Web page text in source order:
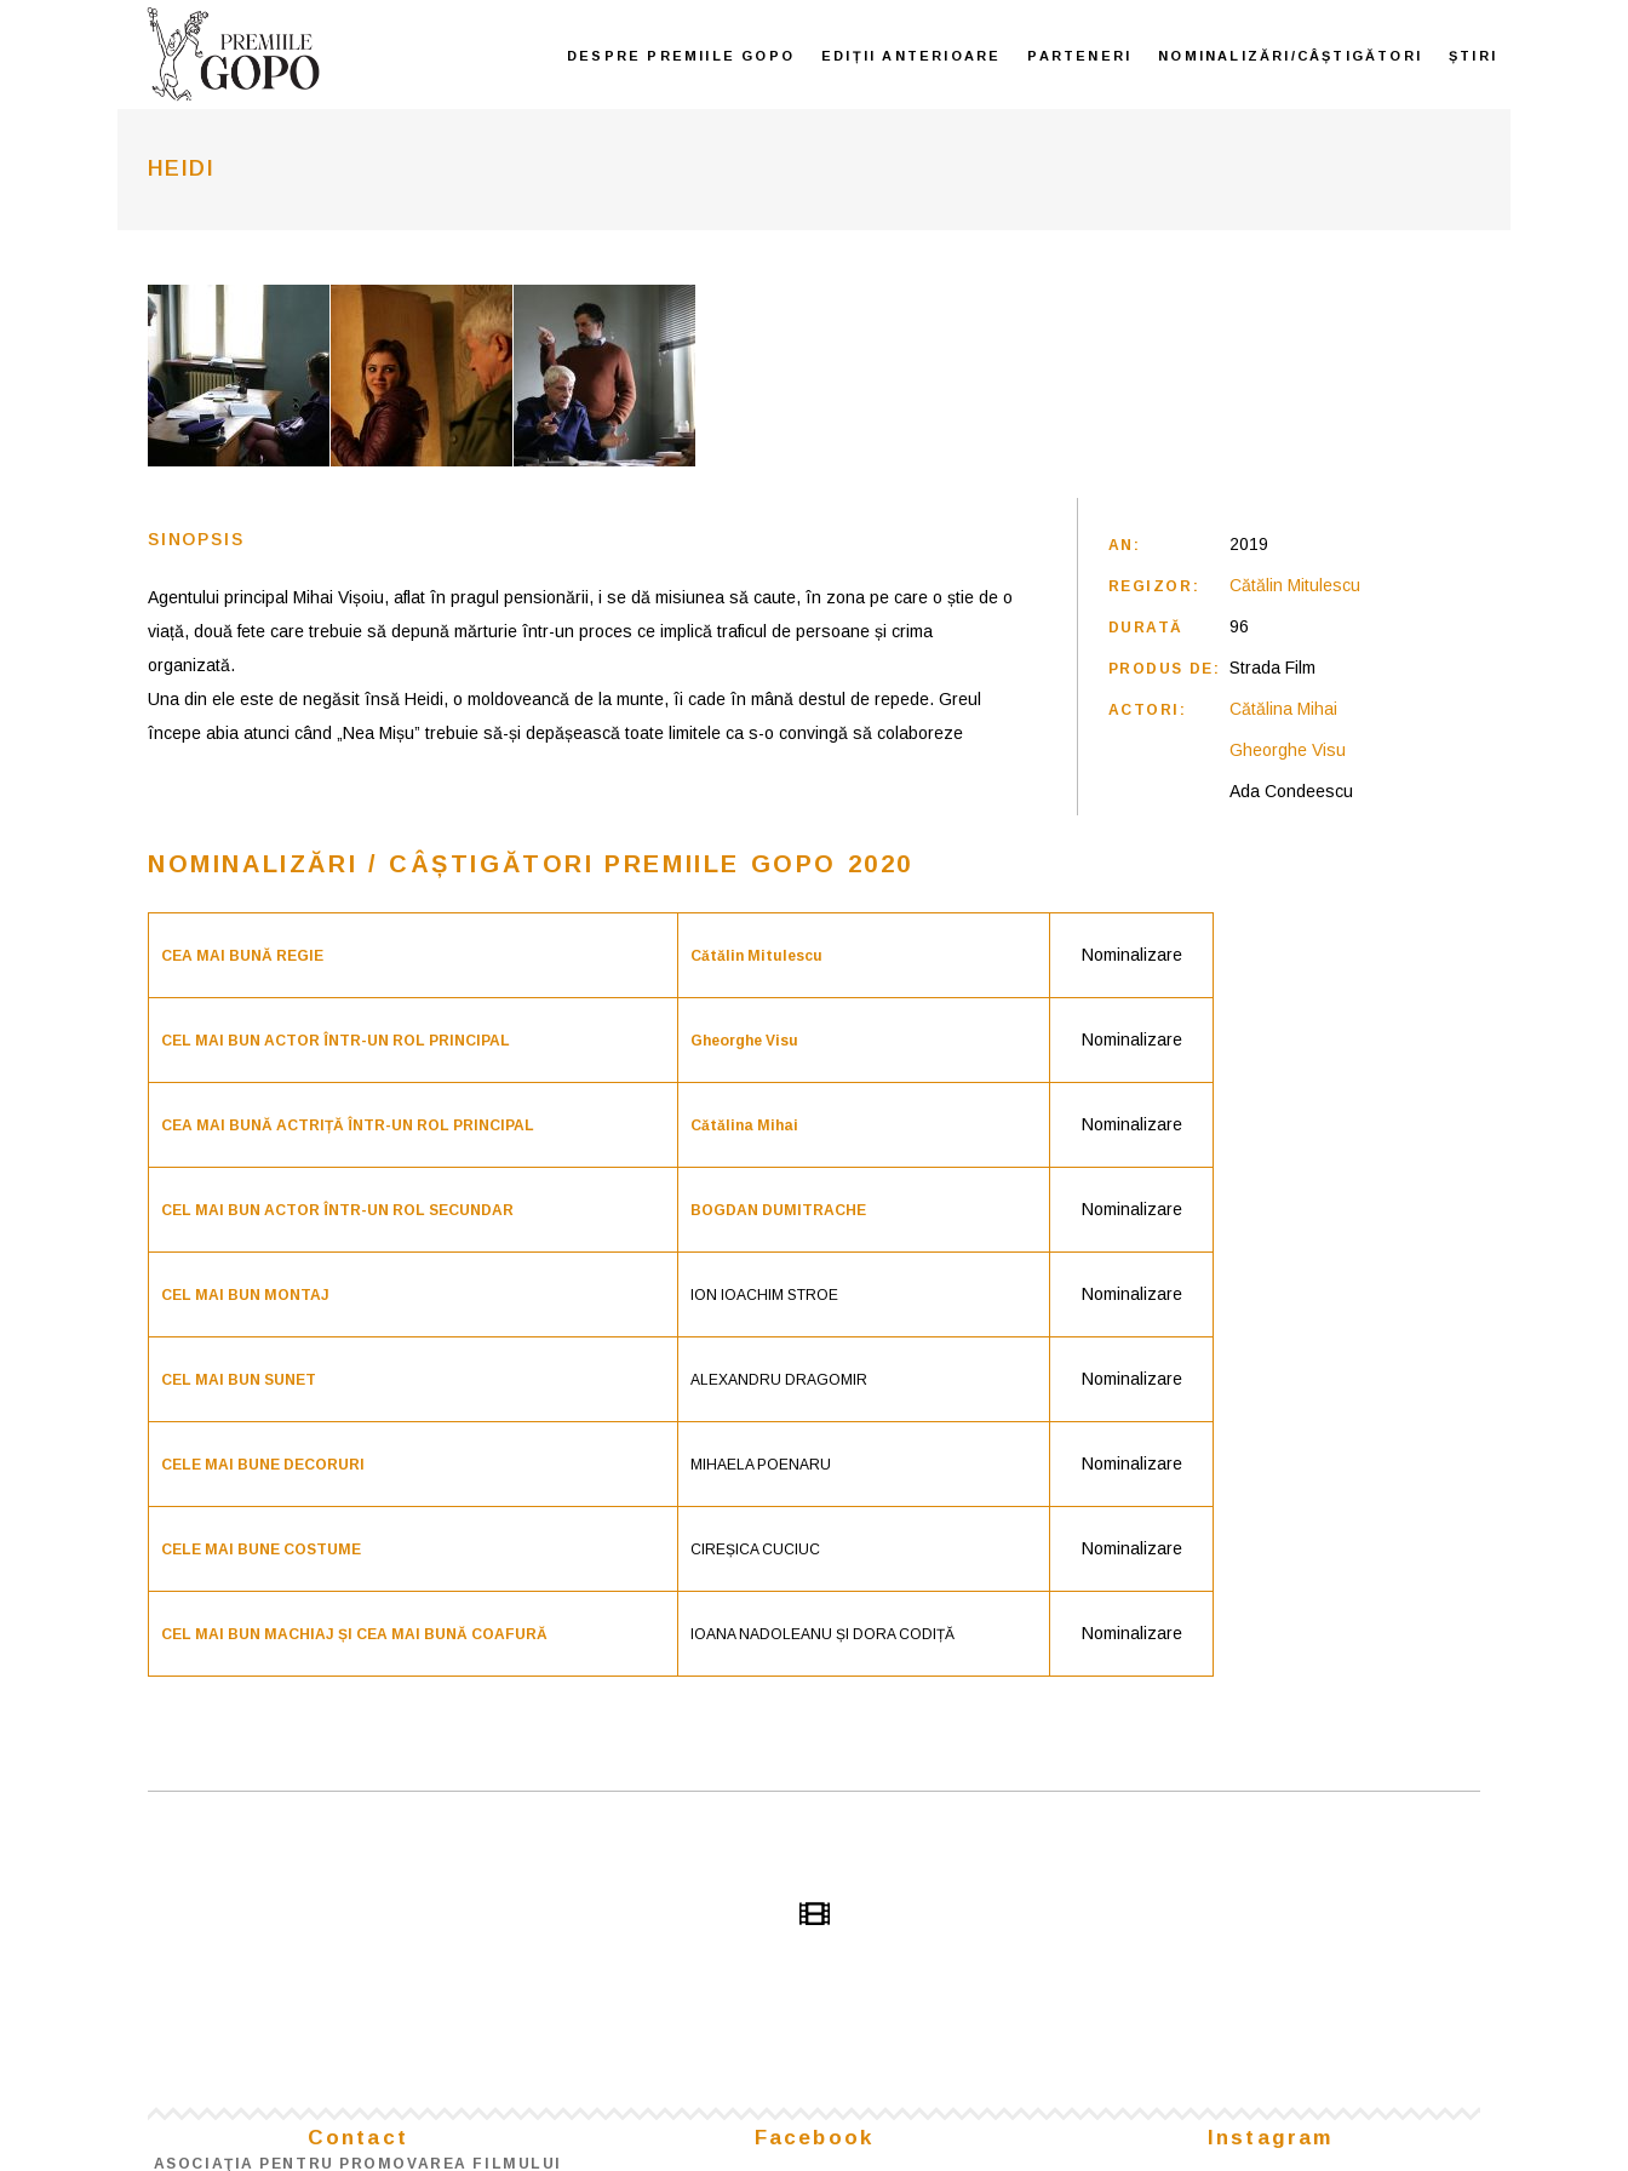
DESPRE PREMIILE GOPO EDIȚII ANTERIOARE PARTENERI NOMINALIZĂRI/CÂȘTIGĂTORI ȘTIRI
HEIDI
SINOPSIS
Agentului principal Mihai Vișoiu, aflat în pragul pensionării, i se dă misiunea să caute, în zona pe care o știe de o
viață, două fete care trebuie să depună mărturie într-un proces ce implică traficul de persoane și crima
organizată.
Una din ele este de negăsit însă Heidi, o moldoveancă de la munte, îi cade în mână destul de repede. Greul
începe abia atunci când „Nea Mișu” trebuie să-și depășească toate limitele ca s-o convingă să colaboreze
AN: 2019
REGIZOR: Cătălin Mitulescu
DURATĂ 96
PRODUS DE: Strada Film
ACTORI: Cătălina Mihai
Gheorghe Visu
Ada Condeescu
NOMINALIZĂRI / CÂȘTIGĂTORI PREMIILE GOPO 2020
CEA MAI BUNĂ REGIE Cătălin Mitulescu Nominalizare
CEL MAI BUN ACTOR ÎNTR-UN ROL PRINCIPAL Gheorghe Visu Nominalizare
CEA MAI BUNĂ ACTRIȚĂ ÎNTR-UN ROL PRINCIPAL Cătălina Mihai Nominalizare
CEL MAI BUN ACTOR ÎNTR-UN ROL SECUNDAR BOGDAN DUMITRACHE Nominalizare
CEL MAI BUN MONTAJ ION IOACHIM STROE Nominalizare
CEL MAI BUN SUNET ALEXANDRU DRAGOMIR Nominalizare
CELE MAI BUNE DECORURI MIHAELA POENARU Nominalizare
CELE MAI BUNE COSTUME CIREȘICA CUCIUC Nominalizare
CEL MAI BUN MACHIAJ ȘI CEA MAI BUNĂ COAFURĂ IOANA NADOLEANU ȘI DORA CODIȚĂ Nominalizare
Contact
ASOCIAŢIA PENTRU PROMOVAREA FILMULUI
Facebook Instagram